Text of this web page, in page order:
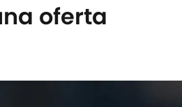
oferta